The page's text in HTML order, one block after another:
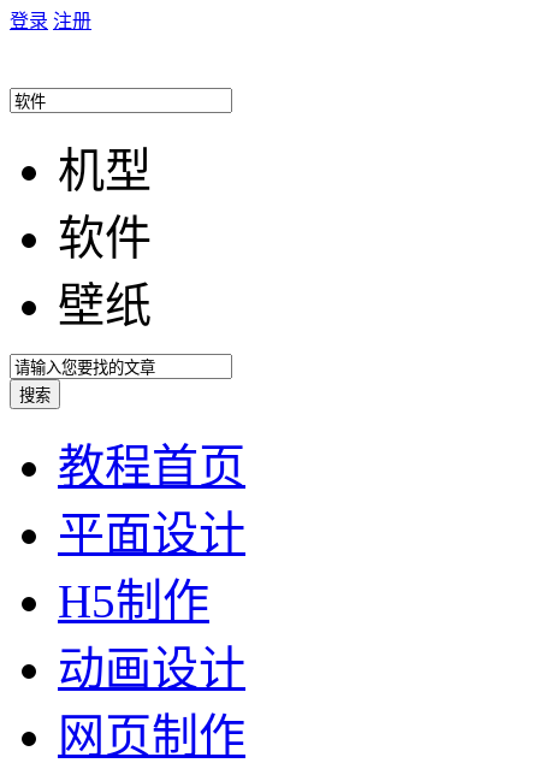
登录 注册
机型
软件
壁纸
教程首页
平面设计
H5制作
动画设计
网页制作